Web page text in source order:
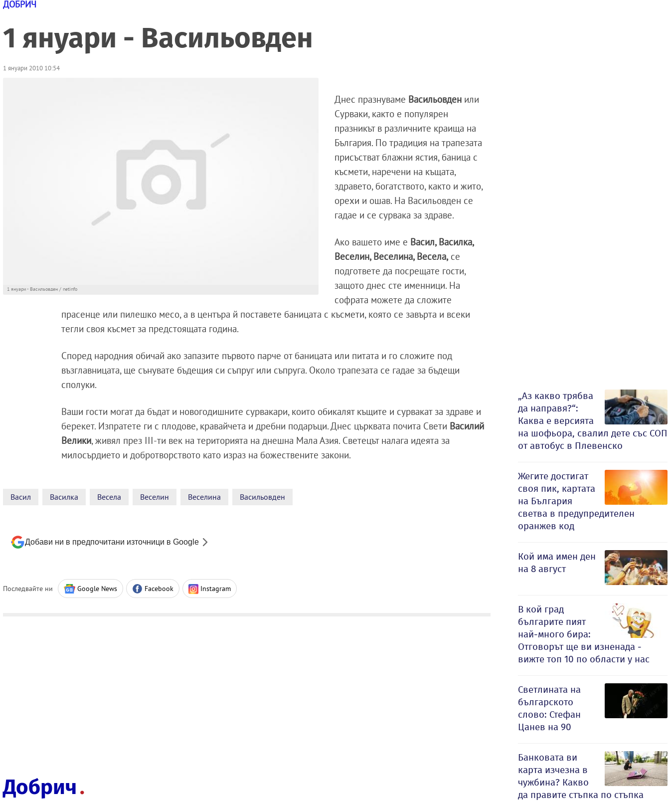
ДОБРИЧ
1 януари - Васильовден
1 януари 2010 10:54
1 януари - Васильовден / netinfo
Днес празнуваме Васильовден или
Сурваки, както е популярен
празникът в различните краища на
България. По традиция на трапезата
присъстват блажни ястия, баница с
късмети, наречени на къщата,
здравето, богатството, както и жито,
орехи и ошав. На Васильовден се
гадае и се сурвака за здраве.
Ако вашето име е Васил, Василка,
Веселин, Веселина, Весела, се
подгответе да посрещате гости,
защото днес сте именници. На
софрата можете да сложите
прасенце или пилешко месо, а в центъра й поставете баницата с късмети, която се завърта и всеки
тегли своя късмет за предстоящата година.
Според народния обичай ако запазите първото парче от баницата или питата и го сложите под
възглавницата, ще сънувате бъдещия си съпруг или съпруга. Около трапезата се гадае за бъдещи
сполуки.
Ваши гости могат да бъдат и новогодишните сурвакари, които обикалят къщите и сурвакат за здраве и
берекет. Изпратете ги с плодове, кравайчета и дребни подаръци. Днес църквата почита Свети Василий
Велики, живял през III-ти век на територията на днешна Мала Азия. Светецът налага идеята за
милосърдието и добротворството като израз на божествените закони.
Васил Василка Весела Веселин Веселина Васильовден
Добави ни в предпочитани източници в Google
Последвайте ни Google News Facebook Instagram
Добрич
„Аз какво трябва
да направя?“:
Каква е версията
на шофьора, свалил дете със СОП
от автобус в Плевенско
Жегите достигат
своя пик, картата
на България
светва в предупредителен
оранжев код
Кой има имен ден
на 8 август
В кой град
българите пият
най-много бира:
Отговорът ще ви изненада -
вижте топ 10 по области у нас
Светлината на
българското
слово: Стефан
Цанев на 90
Банковата ви
карта изчезна в
чужбина? Какво
да правите стъпка по стъпка